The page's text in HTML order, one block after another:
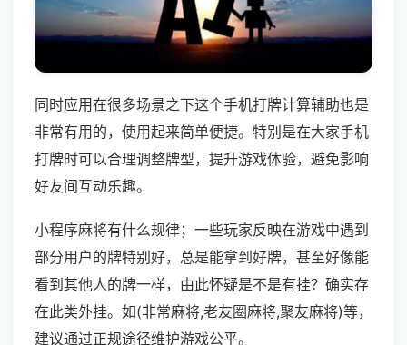
同时应用在很多场景之下这个手机打牌计算辅助也是
非常有用的，使用起来简单便捷。特别是在大家手机
打牌时可以合理调整牌型，提升游戏体验，避免影响
好友间互动乐趣。
小程序麻将有什么规律；一些玩家反映在游戏中遇到
部分用户的牌特别好，总是能拿到好牌，甚至好像能
看到其他人的牌一样，由此怀疑是不是有挂？确实存
在此类外挂。如(非常麻将,老友圈麻将,聚友麻将)等，
建议通过正规途径维护游戏公平。